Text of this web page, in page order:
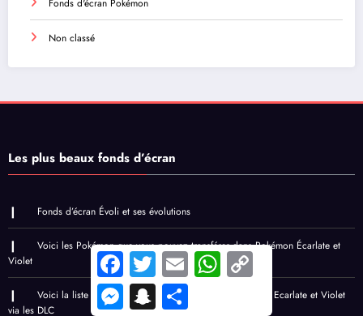
Fonds d'écran Pokémon
Non classé
Les plus beaux fonds d’écran
Fonds d’écran Évoli et ses évolutions
Voici les Pokémon que vous pouvez transférer dans Pokémon Écarlate et
Violet
Voici la liste des nouveaux Pokémon ajoutés à Pokémon Ecarlate et Violet
via les DLC
FacebookTwitter Email WhatsApp
MessengerSnapchat